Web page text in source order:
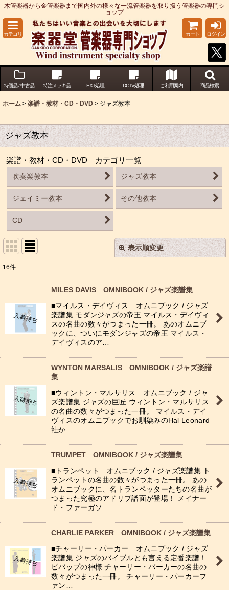
木管楽器から金管楽器まで国内外の様々な一流管楽器を取り扱う管楽器の専門シ
ョップ
カテゴリ カート ログイン
特価品 / 中古品 特注メッキ品 EXT処理 DCTV処理 ご利用案内 商品検索
ホーム > 楽譜・教材・CD・DVD > ジャズ教本
ジャズ教本
楽譜・教材・CD・DVD カテゴリ一覧
吹奏楽教本
ジャズ教本
ジェイミー教本 その他教本
CD
表示順変更
並び順:
絞り込む
閉じる
16件
MILES DAVIS OMNIBOOK / ジャズ楽譜集
■マイルス・デイヴィス オムニブック / ジャズ
楽譜集 モダンジャズの帝王 マイルス・デイヴィ
スの名曲の数々がつまった一冊。 あのオムニブ
ックに、ついにモダンジャズの帝王 マイルス・
デイヴィスのア…
WYNTON MARSALIS OMNIBOOK / ジャズ楽譜
集
■ウィントン・マルサリス オムニブック / ジャ
ズ楽譜集 ジャズの巨匠 ウィントン・マルサリス
の名曲の数々がつまった一冊。 マイルス・デイ
ヴィスのオムニブックでお馴染みのHal Leonard
社か…
TRUMPET OMNIBOOK / ジャズ楽譜集
■トランペット オムニブック / ジャズ楽譜集 ト
ランペットの名曲の数々がつまった一冊。 あの
オムニブックに、名トランペッターたちの名曲が
つまった究極のアドリブ譜面が登場！ メイナー
ド・ファーガソ…
CHARLIE PARKER OMNIBOOK / ジャズ楽譜集
■チャーリー・パーカー オムニブック / ジャズ
楽譜集 ジャズのバイブルとも言える定番楽譜！
ビバップの神様 チャーリー・パーカーの名曲の
数々がつまった一冊。 チャーリー・パーカーフ
ァン…